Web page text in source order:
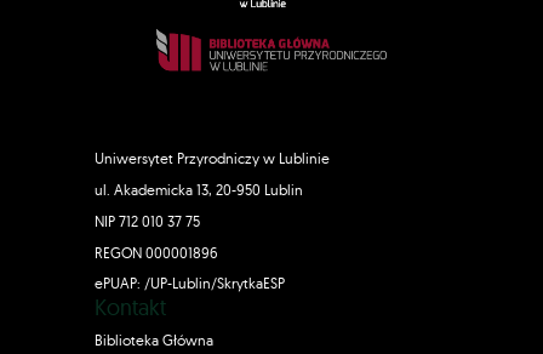
Uniwersytet Przyrodniczy w Lublinie
ul. Akademicka 13, 20-950 Lublin
NIP 712 010 37 75
REGON 000001896
ePUAP: /UP-Lublin/SkrytkaESP
Kontakt
Biblioteka Główna